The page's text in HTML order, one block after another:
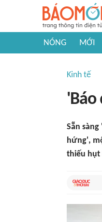
NÓNG MỚI
Kinh tế
'Báo
Sẵn
hứng',
thiếu hụt